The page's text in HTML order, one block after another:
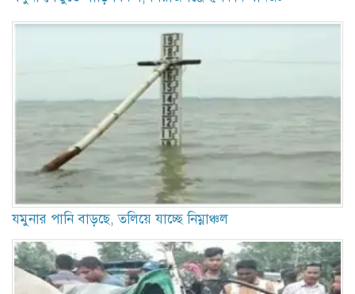
যমুনার পানি বাড়ছে, তলিয়ে যাচ্ছে নিম্নাঞ্চল